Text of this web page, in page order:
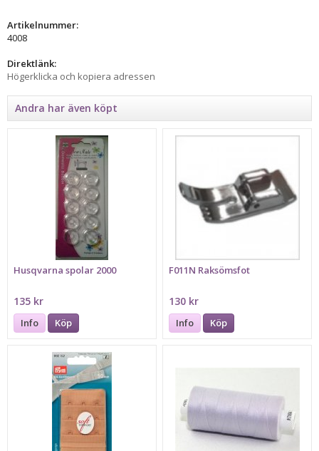
Artikelnummer:
4008
Direktlänk:
Högerklicka och kopiera adressen
Andra har även köpt
Husqvarna spolar 2000
135 kr
Info Köp
F011N Raksömsfot
130 kr
Info Köp